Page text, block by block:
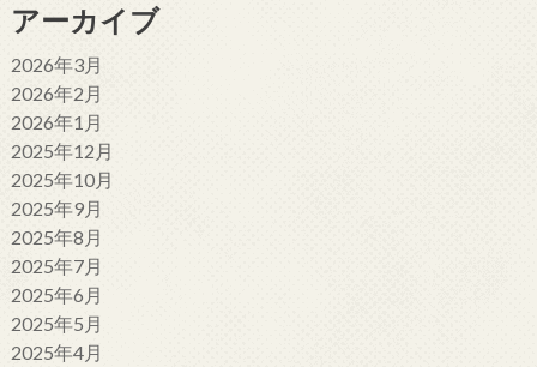
アーカイブ
2026年3月
2026年2月
2026年1月
2025年12月
2025年10月
2025年9月
2025年8月
2025年7月
2025年6月
2025年5月
2025年4月